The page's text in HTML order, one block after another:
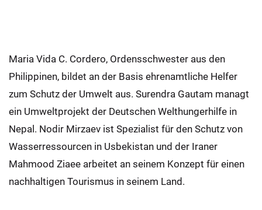
Maria Vida C. Cordero, Ordensschwester aus den
Philippinen, bildet an der Basis ehrenamtliche Helfer
zum Schutz der Umwelt aus. Surendra Gautam managt
ein Umweltprojekt der Deutschen Welthungerhilfe in
Nepal. Nodir Mirzaev ist Spezialist für den Schutz von
Wasserressourcen in Usbekistan und der Iraner
Mahmood Ziaee arbeitet an seinem Konzept für einen
nachhaltigen Tourismus in seinem Land.